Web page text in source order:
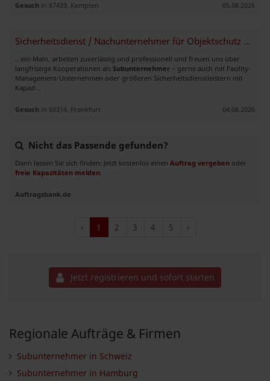
Gesuch in 87439, Kempten 05.08.2026
Sicherheitsdienst / Nachunternehmer für Objektschutz & Personenschutz
.. ein-Main, arbeiten zuverlässig und professionell und freuen uns über
langfristige Kooperationen als Subunternehmer – gerne auch mit Facility-
Management-Unternehmen oder größeren Sicherheitsdienstleistern mit
Kapazi ..
Gesuch in 60314, Frankfurt 04.08.2026
Nicht das Passende gefunden?
Dann lassen Sie sich finden: Jetzt kostenlos einen Auftrag vergeben oder
freie Kapazitäten melden.
Auftragsbank.de
‹ 1 2 3 4 5 ›
Jetzt registrieren und sofort starten
Regionale Aufträge & Firmen
Subunternehmer in Schweiz
Subunternehmer in Hamburg